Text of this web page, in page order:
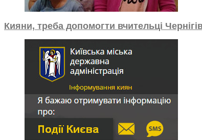
Кияни, треба допомогти вчительці